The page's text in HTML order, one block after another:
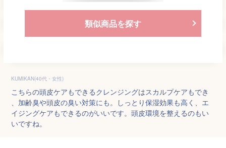
類似商品を探す
KUMIKAN(40代・女性)
こちらの頭皮ケアもできるクレンジングはスカルプケアもでき
、加齢臭や頭皮の臭い対策にも。しっとり保湿効果も高く、エ
イジングケアもできるのがいいです。頭皮環境を整えるのもい
いですね。